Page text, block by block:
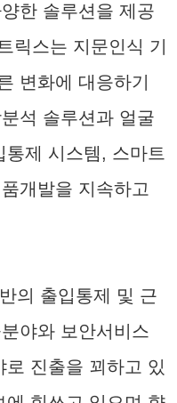
한 솔루션을 제공
릭스는 지문인식 기
변화에 대응하기
석 솔루션과 얼굴
제 시스템, 스마트
개발을 지속하고
의 출입통제 및 근
야와 보안서비스
진출을 꾀하고 있